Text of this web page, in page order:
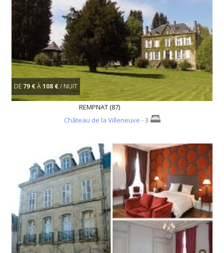
DE 79 €À108 €/ NUIT
REMPNAT (87)
Château de la Villeneuve - 3